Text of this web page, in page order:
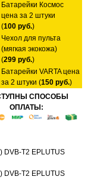
Батарейки Космос
цена за 2 штуки
(100 руб.)
Чехол для пульта
(мягкая экокожа)
(299 руб.)
Батарейки VARTA цена
за 2 штуки (150 руб.)
СПОСОБЫ
ОПЛАТЫ:
DVB-T2 EPLUTUS
DVB-T2 EPLUTUS